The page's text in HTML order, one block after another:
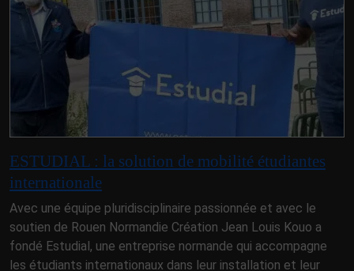
ESTUDIAL : la solution de mobilité étudiantes
internationale
Avec une équipe pluridisciplinaire passionnée et avec le
soutien de Rouen Normandie Création Jean Louis Kouo a
fondé Estudial, une entreprise normande qui accompagne
les étudiants internationaux dans leur installation et leur